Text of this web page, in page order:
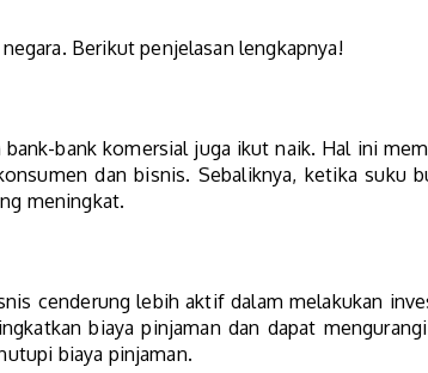
Berikut penjelasan lengkapnya!
bank komersial juga ikut naik. Hal ini
dan bisnis. Sebaliknya, ketika suku
meningkat.
cenderung lebih aktif dalam melakukan
biaya pinjaman dan dapat
biaya pinjaman.